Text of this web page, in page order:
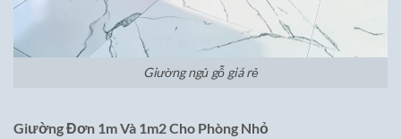
Giường ngủ gỗ giá rẻ
Giường Đơn 1m Và 1m2 Cho Phòng Nhỏ